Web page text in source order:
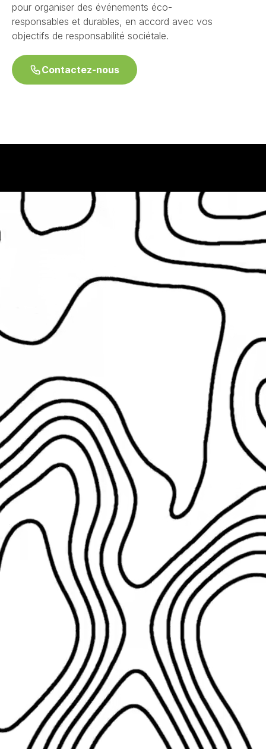
pour organiser des événements éco-
responsables et durables, en accord avec vos
objectifs de responsabilité sociétale.
Contactez-nous